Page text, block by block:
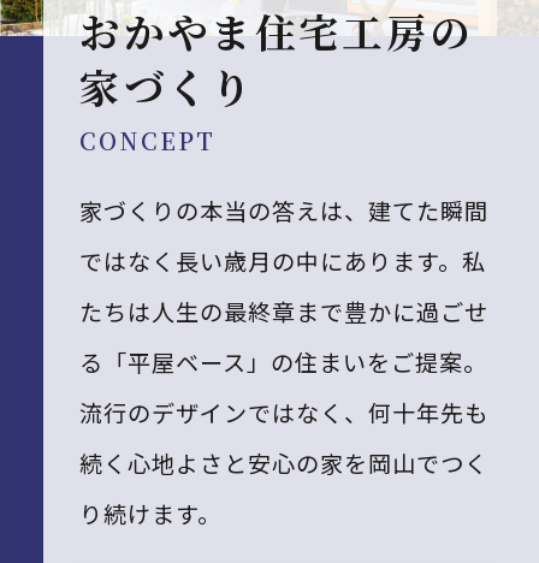
おかやま住宅工房の
家づくり
CONCEPT
家づくりの本当の答えは、建てた瞬間
ではなく長い歳月の中にあります。私
たちは人生の最終章まで豊かに過ごせ
る「平屋ベース」の住まいをご提案。
流行のデザインではなく、何十年先も
続く心地よさと安心の家を岡山でつく
り続けます。